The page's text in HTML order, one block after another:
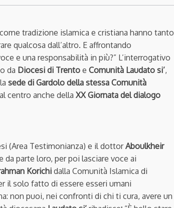
tradizione islamica e cristiana hanno tanto
qualcosa dall’altro. E affrontando
e una responsabilità in più?” L’interrogativo
da Diocesi di Trento e Comunità Laudato si’,
sede di Gardolo della stessa Comunità
centro anche della XX Giornata del dialogo
(Area Testimonianza) e il dottorAboulkheir
parte loro, per poi lasciare voce ai
Korichidalla Comunità Islamica di
il solo fatto di essere esseri umani
non puoi, nei confronti di chi ti cura, avere un